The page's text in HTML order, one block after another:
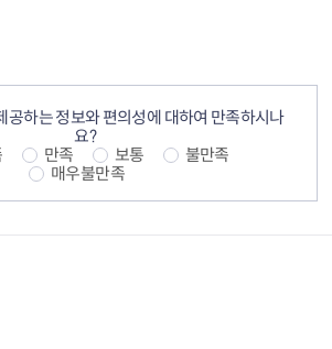
공하는 정보와 편의성에 대하여 만족하시나
요?
만족 보통
불만족
매우불만족